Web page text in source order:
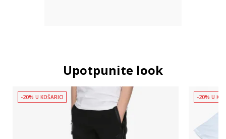
Upotpunite look
-20% U KOŠARICI -20% U